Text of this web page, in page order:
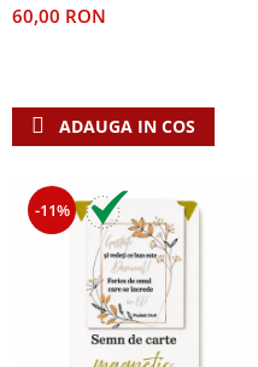
Teologie
Dogmatica
Misiune
Viata crestina
Contemporaneitate
Devotional
Lupta Spirituala
60,00 RON
ADAUGA IN COS
-11%